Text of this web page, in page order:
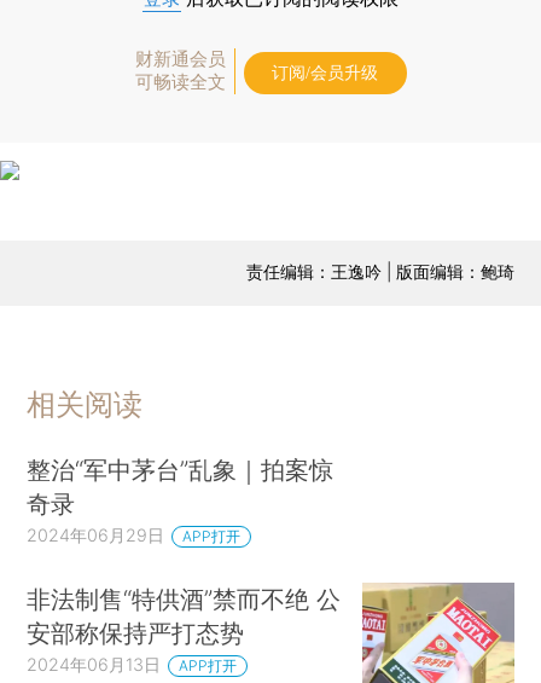
财新通会员
可畅读全文
订阅/会员升级
责任编辑：王逸吟 | 版面编辑：鲍琦
相关阅读
整治“军中茅台”乱象｜拍案惊
奇录
2024年06月29日 APP打开
非法制售“特供酒”禁而不绝 公
安部称保持严打态势
2024年06月13日 APP打开